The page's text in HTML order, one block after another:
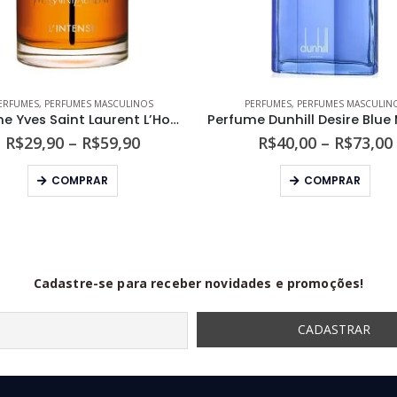
, PERFUMES MASCULINOS
Perfume Yves Saint Laurent L’Homme L’Intense Masculino Eau de Parfum
R$29,90 – R$59,90Faixa
COMPRAR
Este produto tem várias variantes. As opções podem ser escolhidas na página do produto
PERFUMES, PERFUMES
R$40,00 – R$73,00
COMPRAR
Este produto tem várias variantes. As opções podem ser
Cadastre-se para receber novidades e promoções!